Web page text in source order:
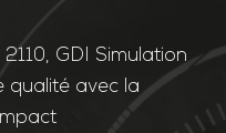
GDI Simulation
qualité avec la